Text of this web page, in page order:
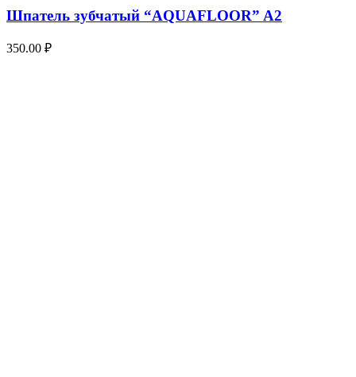
Шпатель зубчатый “AQUAFLOOR” A2
350.00 ₽